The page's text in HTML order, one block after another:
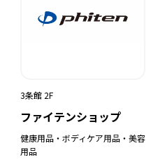
3条館 2F
ファイテンショップ
健康用品・ボディケア用品・美容
用品